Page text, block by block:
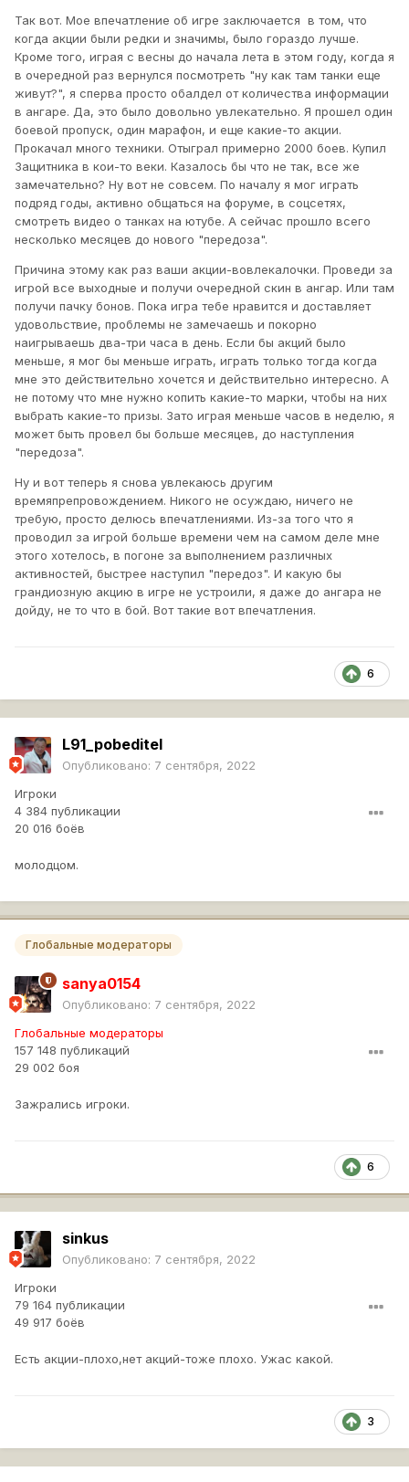
Так вот. Мое впечатление об игре заключается в том, что
когда акции были редки и значимы, было гораздо лучше.
Кроме того, играя с весны до начала лета в этом году, когда я
в очередной раз вернулся посмотреть "ну как там танки еще
живут?", я сперва просто обалдел от количества информации
в ангаре. Да, это было довольно увлекательно. Я прошел один
боевой пропуск, один марафон, и еще какие-то акции.
Прокачал много техники. Отыграл примерно 2000 боев. Купил
Защитника в кои-то веки. Казалось бы что не так, все же
замечательно? Ну вот не совсем. По началу я мог играть
подряд годы, активно общаться на форуме, в соцсетях,
смотреть видео о танках на ютубе. А сейчас прошло всего
несколько месяцев до нового "передоза".
Причина этому как раз ваши акции-вовлекалочки. Проведи за
игрой все выходные и получи очередной скин в ангар. Или там
получи пачку бонов. Пока игра тебе нравится и доставляет
удовольствие, проблемы не замечаешь и покорно
наигрываешь два-три часа в день. Если бы акций было
меньше, я мог бы меньше играть, играть только тогда когда
мне это действительно хочется и действительно интересно. А
не потому что мне нужно копить какие-то марки, чтобы на них
выбрать какие-то призы. Зато играя меньше часов в неделю, я
может быть провел бы больше месяцев, до наступления
"передоза".
Ну и вот теперь я снова увлекаюсь другим
времяпрепровождением. Никого не осуждаю, ничего не
требую, просто делюсь впечатлениями. Из-за того что я
проводил за игрой больше времени чем на самом деле мне
этого хотелось, в погоне за выполнением различных
активностей, быстрее наступил "передоз". И какую бы
грандиозную акцию в игре не устроили, я даже до ангара не
дойду, не то что в бой. Вот такие вот впечатления.
6
L91_pobeditel
Опубликовано: 7 сентября, 2022
Игроки
4 384 публикации
20 016 боёв
молодцом.
Глобальные модераторы
sanya0154
Опубликовано: 7 сентября, 2022
Глобальные модераторы
157 148 публикаций
29 002 боя
Зажрались игроки.
6
sinkus
Опубликовано: 7 сентября, 2022
Игроки
79 164 публикации
49 917 боёв
Есть акции-плохо,нет акций-тоже плохо. Ужас какой.
3